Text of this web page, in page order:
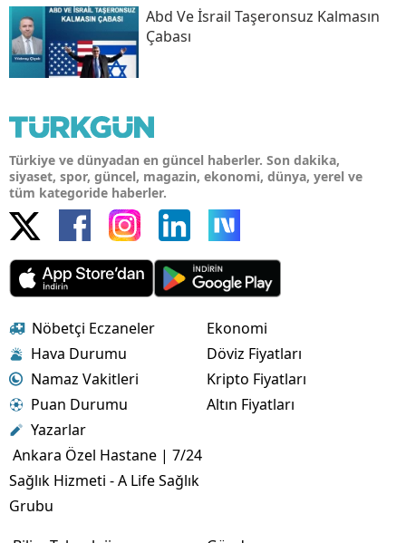
Abd Ve İsrail Taşeronsuz Kalmasın
Çabası
Türkiye ve dünyadan en güncel haberler. Son dakika,
siyaset, spor, güncel, magazin, ekonomi, dünya, yerel ve
tüm kategoride haberler.
Nöbetçi Eczaneler
Hava Durumu
Namaz Vakitleri
Puan Durumu
Yazarlar
Ankara Özel Hastane | 7/24
Sağlık Hizmeti - A Life Sağlık
Grubu
Ekonomi
Döviz Fiyatları
Kripto Fiyatları
Altın Fiyatları